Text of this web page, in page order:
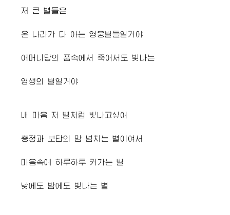
저 큰 별들은
온 나라가 다 아는 영웅별들일거야
어머니당의 품속에서 죽어서도 빛나는
영생의 별일거야
내 마음 저 별처럼 빛나고싶어
충정과 보답의 맘 넘치는 별이여서
마음속에 하루하루 커가는 별
낮에도 밤에도 빛나는 별